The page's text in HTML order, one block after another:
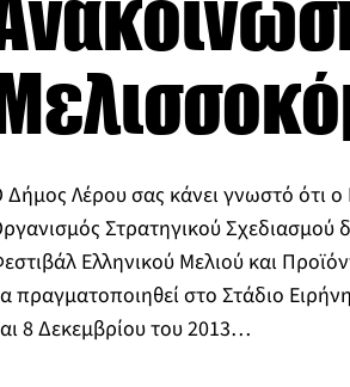
Δήμος Λέρου σας κάνει γνωστό ότι
Στρατηγικού Σχεδιασμού
Ελληνικού Μελιού και
πραγματοποιηθεί στο Στάδιο
8 Δεκεμβρίου του 2013…